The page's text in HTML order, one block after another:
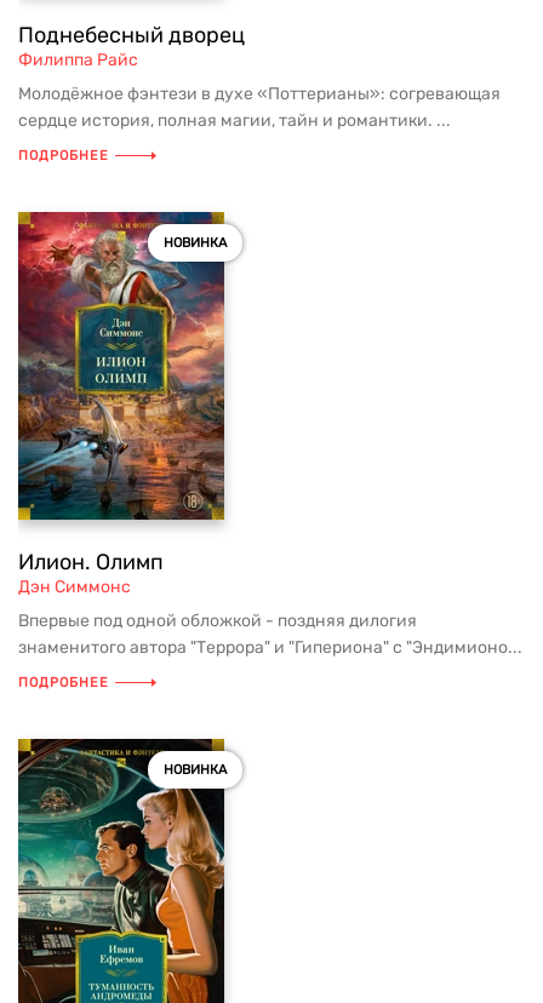
Поднебесный дворец
Филиппа Райс
Молодёжное фэнтези в духе «Поттерианы»: согревающая
сердце история, полная магии, тайн и романтики. ...
ПОДРОБНЕЕ
НОВИНКА
Илион. Олимп
Дэн Симмонс
Впервые под одной обложкой - поздняя дилогия
знаменитого автора "Террора" и "Гипериона" с "Эндимионо...
ПОДРОБНЕЕ
НОВИНКА